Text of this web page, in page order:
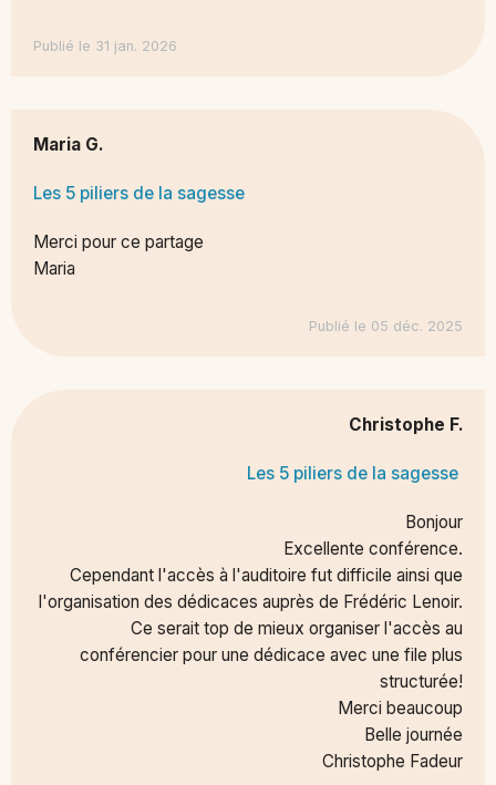
Publié le 31 jan. 2026
Maria G.
Les 5 piliers de la sagesse
Merci pour ce partage
Maria
Publié le 05 déc. 2025
Christophe F.
Les 5 piliers de la sagesse
Bonjour
Excellente conférence.
Cependant l'accès à l'auditoire fut difficile ainsi que
l'organisation des dédicaces auprès de Frédéric Lenoir.
Ce serait top de mieux organiser l'accès au
conférencier pour une dédicace avec une file plus
structurée!
Merci beaucoup
Belle journée
Christophe Fadeur